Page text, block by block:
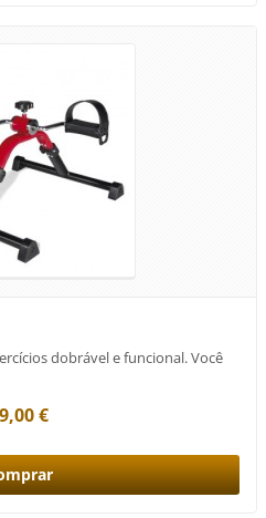
dobrável e funcional. Você
€